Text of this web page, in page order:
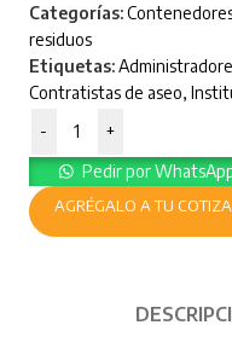
Categorías:
residuos
Etiquetas:
Contratistas de aseo,
-
+
Pedir por
AGRÉGALO A TU